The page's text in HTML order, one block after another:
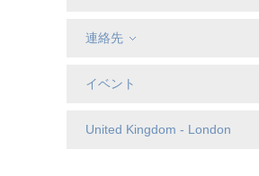
連絡先
イベント
United Kingdom - London